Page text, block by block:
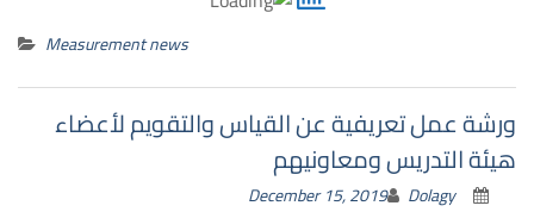
Measurement news
ورشة عمل تعريفية عن القياس والتقويم لأعضاء
هيئة التدريس ومعاونيهم
December 15, 2019 Dolagy